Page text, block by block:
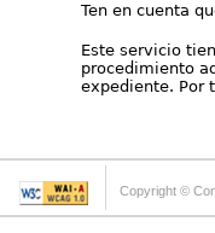
Ten en cuenta
Este servicio
procedimiento
expediente. Por
Copyright ©